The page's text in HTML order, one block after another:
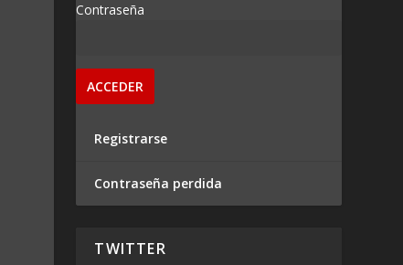
Contraseña
Registrarse
Contraseña perdida
TWITTER